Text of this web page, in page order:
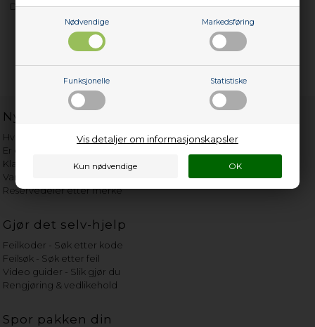
Nødvendige Markedsføring
Funksjonelle Statistiske
Vis detaljer om informasjonskapsler
DS 6400-60 X/1
Nyttige lenker
Hvor gammelt er apparatet mitt?
Er det verdt å reparere?
Klage på bassengrobot
Vannets hardhetsgrad
Reservedeler etter merke
Gjør det selv-hjelp
Feilkoder - Søk etter kode
Feilsøk - Søk etter feil
Video guider - Slik gjør du
Rengjøring & vedlikehold
Spor pakken din